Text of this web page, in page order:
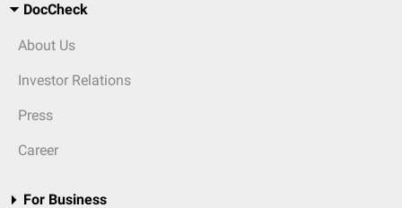
DocCheck
About Us
Investor Relations
Press
Career
For Business